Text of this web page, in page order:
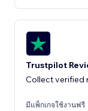
Trustpilot
Collect verified
มีแพ็กเกจใช้งานฟรี